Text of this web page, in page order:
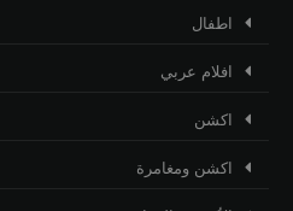
اطفال
افلام عربي
اكشن
اكشن ومغامرة